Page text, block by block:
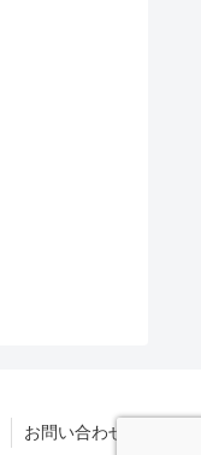
お問い合わせ